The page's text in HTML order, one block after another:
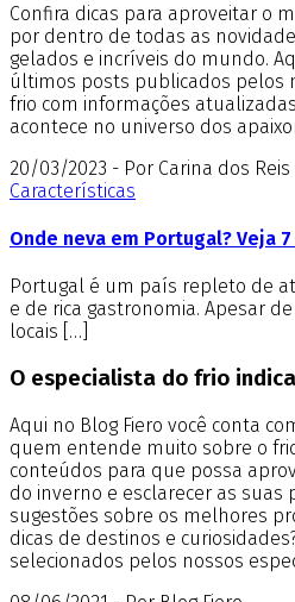
Confira dicas para aproveitar o
por dentro de todas as
gelados e incríveis do mundo.
últimos posts publicados pelos
frio com informações
acontece no universo dos
20/03/2023 - Por Carina dos Reis
Características
Onde neva em Portugal? Veja
Portugal é um país repleto de
e de rica gastronomia. Apesar
locais […]
O especialista do frio
Aqui no Blog Fiero você conta
quem entende muito sobre o
conteúdos para que possa
do inverno e esclarecer as suas
sugestões sobre os melhores
dicas de destinos e
selecionados pelos nossos